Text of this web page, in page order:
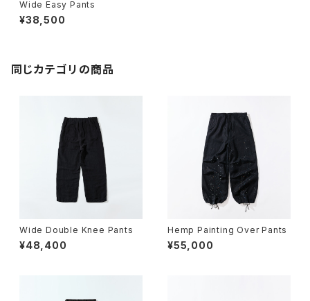
Wide Easy Pants
¥38,500
同じカテゴリの商品
Wide Double Knee Pants
¥48,400
Hemp Painting Over Pants
¥55,000